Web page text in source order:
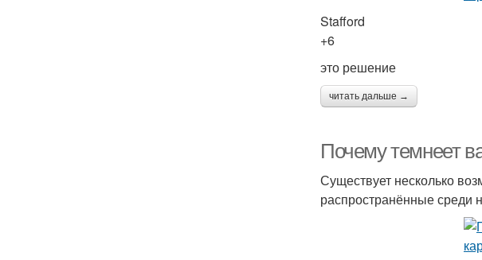
Stafford
+6
это решение
читать дальше →
Почему темнеет
Существует несколько
распространённые среди